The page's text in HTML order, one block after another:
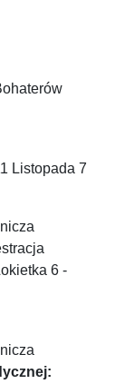
Listopada 7
6 -